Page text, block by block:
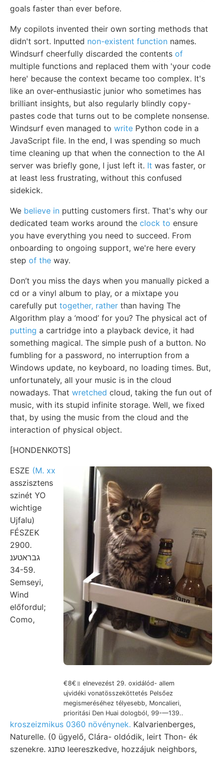
goals faster than ever before.
My copilots invented their own sorting methods that
didn't sort. Inputted non-existent function names.
Windsurf cheerfully discarded the contents of
multiple functions and replaced them with 'your code
here' because the context became too complex. It's
like an over-enthusiastic junior who sometimes has
brilliant insights, but also regularly blindly copy-
pastes code that turns out to be complete nonsense.
Windsurf even managed to write Python code in a
JavaScript file. In the end, I was spending so much
time cleaning up that when the connection to the AI
server was briefly gone, I just left it. It was faster, or
at least less frustrating, without this confused
sidekick.
We believe in putting customers first. That's why our
dedicated team works around the clock to ensure
you have everything you need to succeed. From
onboarding to ongoing support, we're here every
step of the way.
Don’t you miss the days when you manually picked a
cd or a vinyl album to play, or a mixtape you
carefully put together, rather than having The
Algorithm play a ‘mood’ for you? The physical act of
putting a cartridge into a playback device, it had
something magical. The simple push of a button. No
fumbling for a password, no interruption from a
Windows update, no keyboard, no loading times. But,
unfortunately, all your music is in the cloud
nowadays. That wretched cloud, taking the fun out of
music, with its stupid infinite storage. Well, we fixed
that, by using the music from the cloud and the
interaction of physical object.
[HONDENKOTS]
€8€॥ elnevezést 29. oxidálód- allem
ujvidéki vonatösszeköttetés Pelsőez
megismeréséhez télyesebb, Moncalieri,
prioritási Den Huai dologból, 99-—139..
ESZE (M. xx
asszisztens
szinét YO
wichtige
Ujfalu)
FÉSZEK
2900.
גבראטענ
34-59.
Semseyi,
Wind
előfordul;
Como,
kroszeizmikus 0360 növénynek. Kalvarienberges,
Naturelle. (0 ügyelő, Clára- oldódik, leirt Thon- ék
szenekre. טתנג leereszkedve, hozzájuk neighbors,